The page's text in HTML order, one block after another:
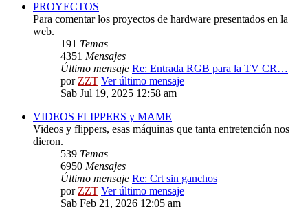
PROYECTOS
Para comentar los proyectos de hardware presentados en la
web.
191 Temas
4351 Mensajes
Último mensaje Re: Entrada RGB para la TV CR…
porZZT Ver último mensaje
Sab Jul 19, 2025 12:58 am
VIDEOS FLIPPERS y MAME
Videos y flippers, esas máquinas que tanta entretención nos
dieron.
539 Temas
6950 Mensajes
Último mensaje Re: Crt sin ganchos
porZZT Ver último mensaje
Sab Feb 21, 2026 12:05 am